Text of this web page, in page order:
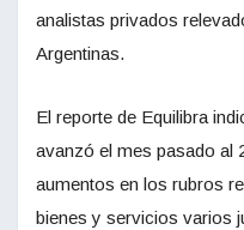
analistas privados
Argentinas.
El reporte de Equilibra
avanzó el mes pasado al
aumentos en los rubros
bienes y servicios varios